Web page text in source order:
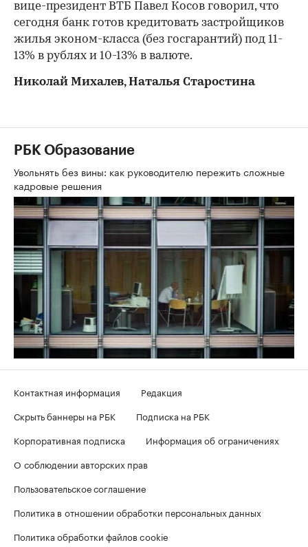
вице-президент ВТБ Павел Косов говорил, что
сегодня банк готов кредитовать застройщиков
жилья эконом-класса (без госгарантий) под 11-
13% в рублях и 10-13% в валюте.
Николай Михалев, Наталья Старостина
РБК Образование
Увольнять без вины: как руководителю пережить сложные
кадровые решения
Контактная информация
Редакция
Скрыть баннеры на РБК
Подписка на РБК
Корпоративная подписка
Информация об ограничениях
О соблюдении авторских прав
Пользовательское соглашение
Политика в отношении обработки персональных данных
Политика обработки файлов cookie